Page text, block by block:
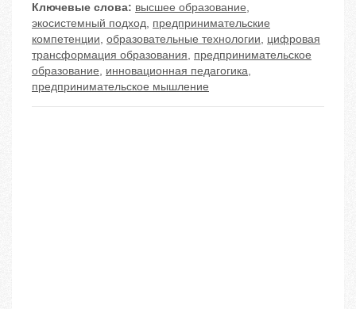
Ключевые слова: высшее образование,
экосистемный подход, предпринимательские
компетенции, образовательные технологии, цифровая
трансформация образования, предпринимательское
образование, инновационная педагогика,
предпринимательское мышление